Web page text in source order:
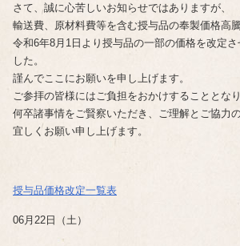
さて、誠に心苦しいお知らせではありますが、
輸送費、原材料費等を含む授与品の奉製価格高
令和6年8月1日より授与品の一部の価格を改定
した。
謹んでここにお願いを申し上げます。
ご参拝の皆様にはご負担をおかけすることとなり
何卒諸事情をご賢察いただき、ご理解とご協力
宜しくお願い申し上げます。
授与品価格改定一覧表
06月22日（土）